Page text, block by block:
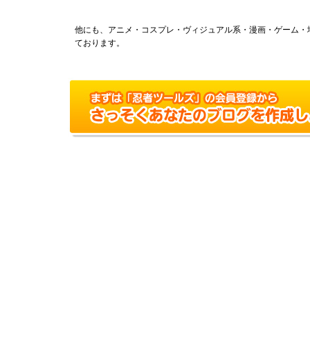
他にも、アニメ・コスプレ・ヴィジュアル系・漫画・ゲーム
ております。